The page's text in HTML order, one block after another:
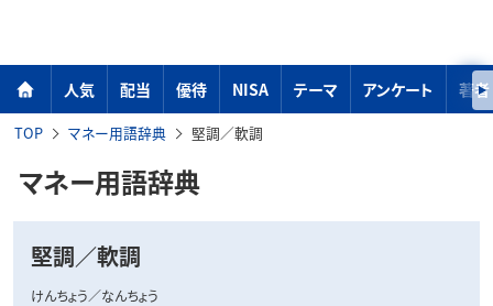
人気 配当 優待 NISA テーマ アンケート 著者
TOP マネー用語辞典 堅調／軟調
マネー用語辞典
堅調／軟調
けんちょう／なんちょう